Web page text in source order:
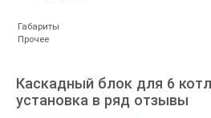
Габариты
Прочее
Каскадный блок для 6
установка в ряд отзывы